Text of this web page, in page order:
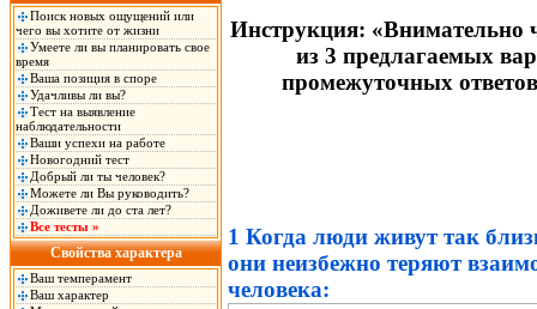
Поиск новых ощущений или
чего вы хотите от жизни
Умеете ли вы планировать свое
время
Ваша позиция в споре
Удачливы ли вы?
Тест на выявление
наблюдательности
Ваши успехи на работе
Новогодний тест
Добрый ли ты человек?
Можете ли Вы руководить?
Доживете ли до ста лет?
Все тесты »
Свойства характера
Ваш темперамент
Ваш характер
Инструкция: «Внимательно
из 3 предлагаемых
промежуточных
1 Когда люди живут так
они неизбежно теряют
человека: